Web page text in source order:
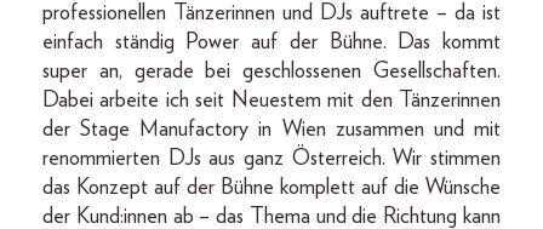
professionellen Tänzerinnen und DJs auftrete – da ist
einfach ständig Power auf der Bühne. Das kommt
super an, gerade bei geschlossenen Gesellschaften.
Dabei arbeite ich seit Neuestem mit den Tänzerinnen
der Stage Manufactory in Wien zusammen und mit
renommierten DJs aus ganz Österreich. Wir stimmen
das Konzept auf der Bühne komplett auf die Wünsche
der Kund:innen ab – das Thema und die Richtung kann